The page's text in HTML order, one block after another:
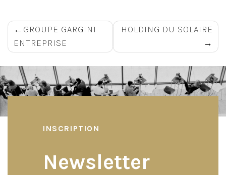
Navigation
de
l’article
GROUPE GARGINI
ENTREPRISE
HOLDING DU SOLAIRE
INSCRIPTION
Newsletter